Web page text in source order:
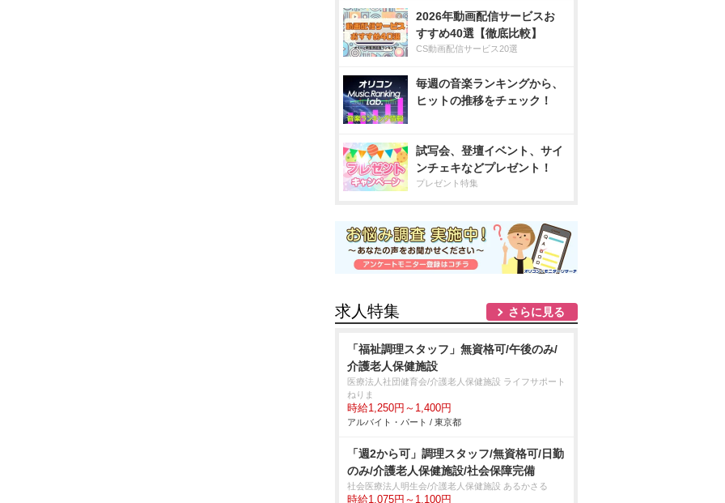
2026年動画配信サービスお
すすめ40選【徹底比較】
CS動画配信サービス20選
毎週の音楽ランキングから、
ヒットの推移をチェック！
試写会、登壇イベント、サイ
ンチェキなどプレゼント！
プレゼント特集
求人特集 さらに見る
「福祉調理スタッフ」無資格可/午後のみ/
介護老人保健施設
医療法人社団健育会/介護老人保健施設 ライフサポート
ねりま
時給1,250円～1,400円
アルバイト・パート / 東京都
「週2から可」調理スタッフ/無資格可/日勤
のみ/介護老人保健施設/社会保障完備
社会医療法人明生会/介護老人保健施設 あるかさる
時給1,075円～1,100円